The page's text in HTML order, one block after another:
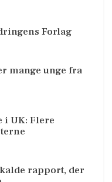
Forlag
mange unge fra
i UK: Flere
rapport, der